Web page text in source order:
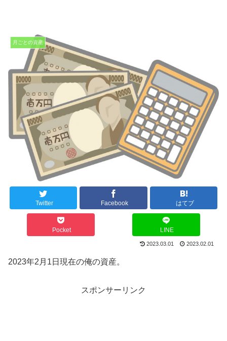
月ごとの資産
Twitter Facebook はてブ
Pocket LINE
2023.03.01 2023.02.01
2023年2月1日現在の俺の資産。
スポンサーリンク